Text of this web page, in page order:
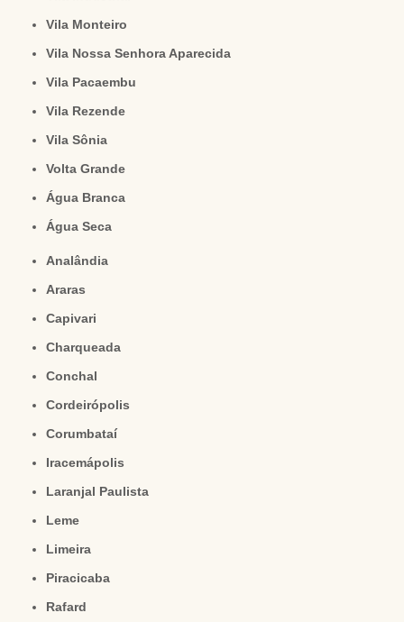
Vila Monteiro
Vila Nossa Senhora Aparecida
Vila Pacaembu
Vila Rezende
Vila Sônia
Volta Grande
Água Branca
Água Seca
Analândia
Araras
Capivari
Charqueada
Conchal
Cordeirópolis
Corumbataí
Iracemápolis
Laranjal Paulista
Leme
Limeira
Piracicaba
Rafard